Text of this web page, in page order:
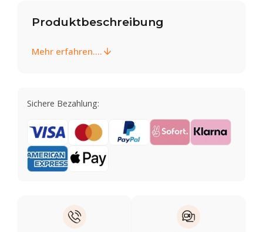
Produktbeschreibung
Mehr erfahren....
Sichere Bezahlung: